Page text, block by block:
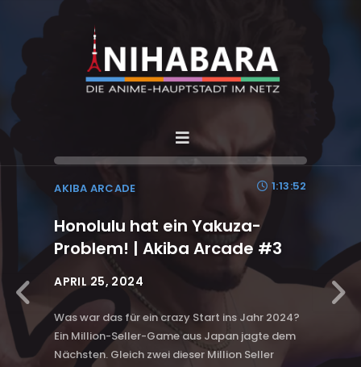
AKIBA ARCADE
ANIHABARA FM 1:05:58
Mit diesen Anime hatten wir
mehr Spaß als mit Solo
Leveling | Anihabara FM #3
MÄRZ 11, 2024
Shin und Dimbula haben die Enttäuschung der
letzten Episode fast schon wieder vergessen –